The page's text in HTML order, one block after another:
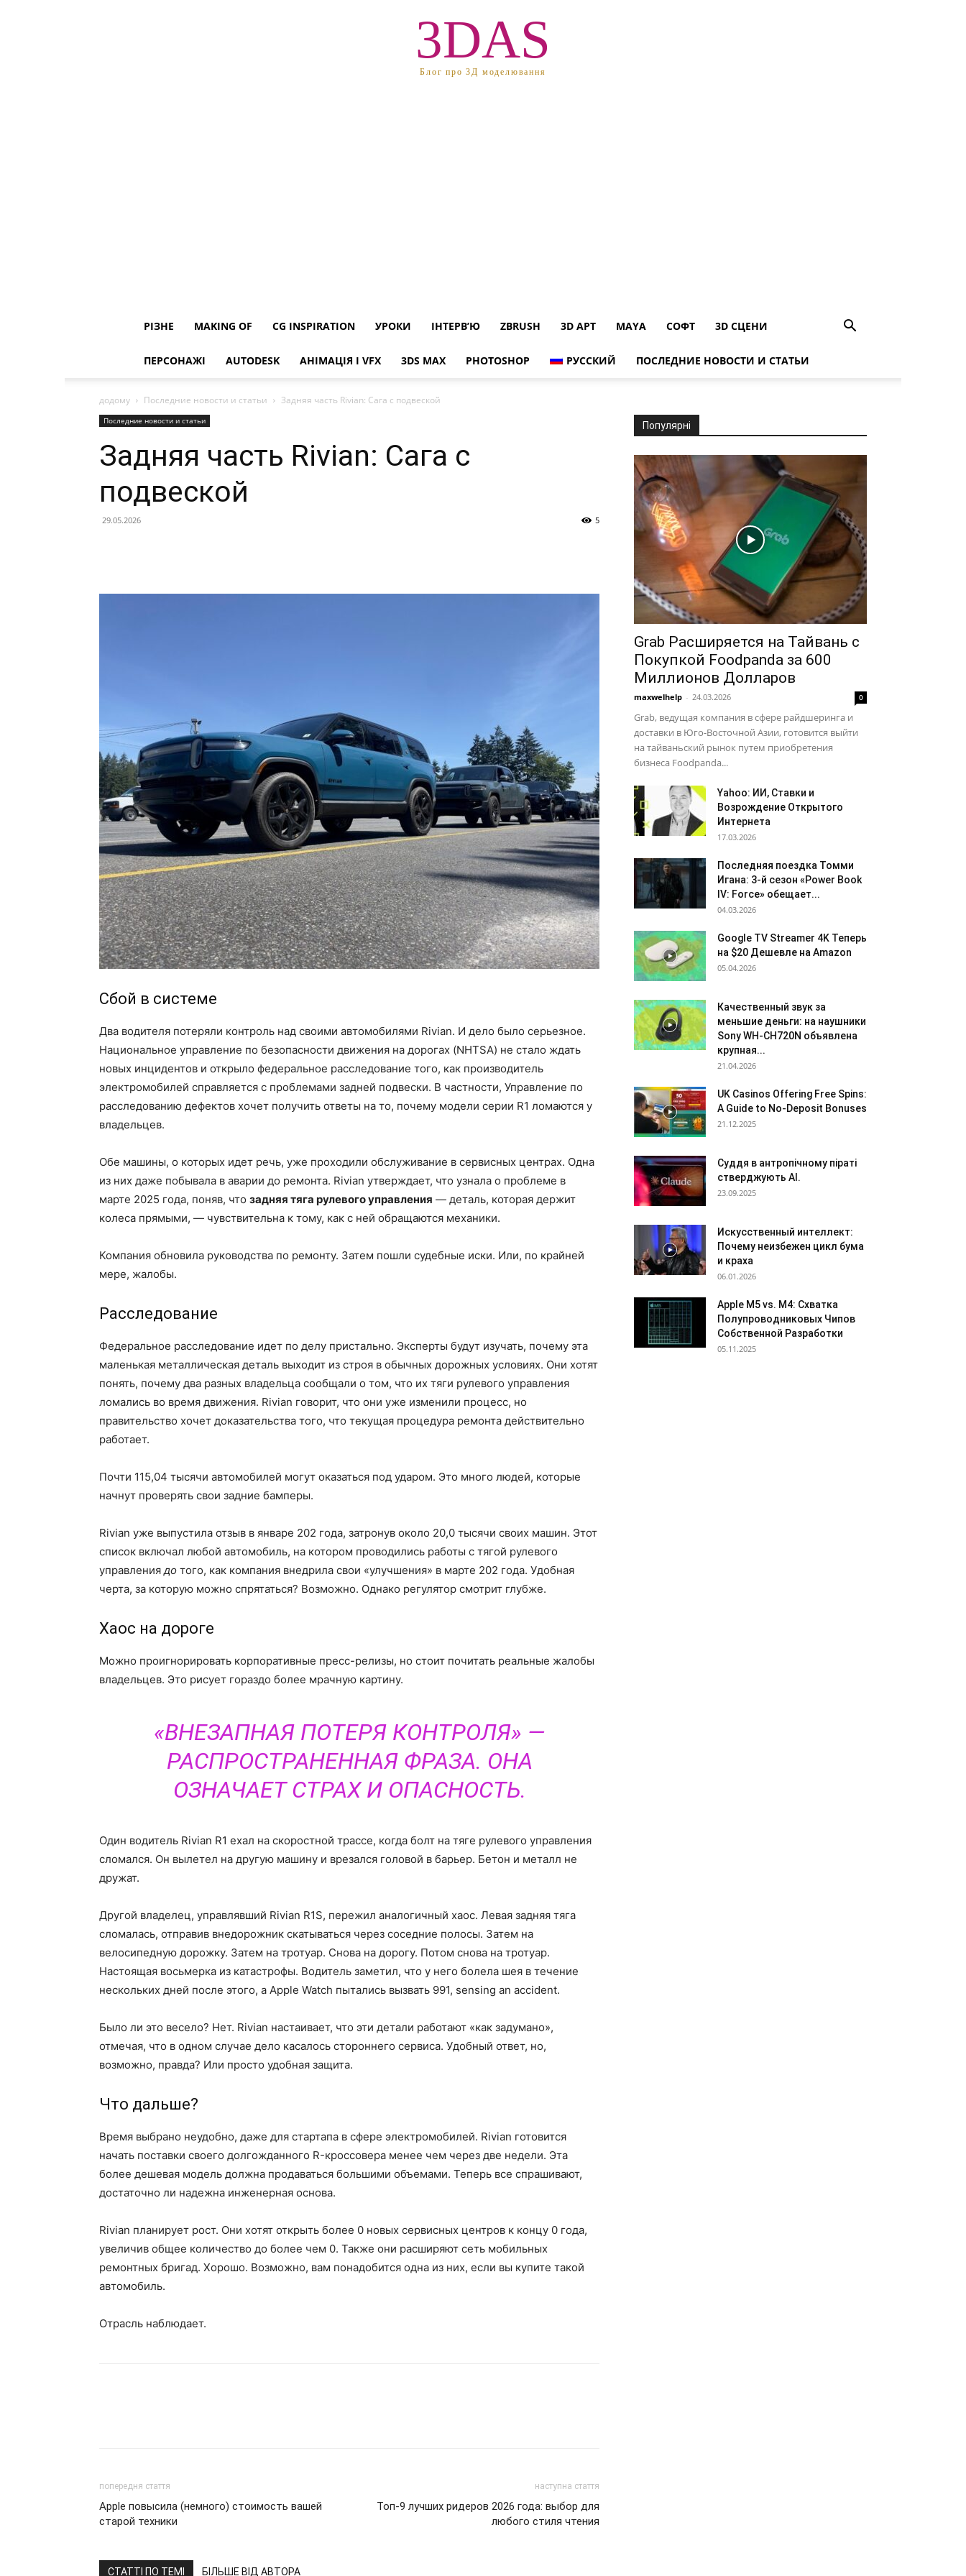
3DAS
Блог про 3Д моделювання
РІЗНЕ MAKING OF CG INSPIRATION УРОКИ ІНТЕРВ’Ю ZBRUSH 3D АРТ MAYA СОФТ 3D СЦЕНИ
ПЕРСОНАЖІ AUTODESK АНІМАЦІЯ І VFX 3DS MAX PHOTOSHOP РУССКИЙ ПОСЛЕДНИЕ НОВОСТИ И СТАТЬИ
додому Последние новости и статьи Задняя часть Rivian: Сага с подвеской
Последние новости и статьи
Задняя часть Rivian: Сага с
подвеской
29.05.2026 5
Сбой в системе
Два водителя потеряли контроль над своими автомобилями Rivian. И дело было серьезное.
Национальное управление по безопасности движения на дорогах (NHTSA) не стало ждать
новых инцидентов и открыло федеральное расследование того, как производитель
электромобилей справляется с проблемами задней подвески. В частности, Управление по
расследованию дефектов хочет получить ответы на то, почему модели серии R1 ломаются у
владельцев.
Обе машины, о которых идет речь, уже проходили обслуживание в сервисных центрах. Одна
из них даже побывала в аварии до ремонта. Rivian утверждает, что узнала о проблеме в
марте 2025 года, поняв, что задняя тяга рулевого управления — деталь, которая держит
колеса прямыми, — чувствительна к тому, как с ней обращаются механики.
Компания обновила руководства по ремонту. Затем пошли судебные иски. Или, по крайней
мере, жалобы.
Расследование
Федеральное расследование идет по делу пристально. Эксперты будут изучать, почему эта
маленькая металлическая деталь выходит из строя в обычных дорожных условиях. Они хотят
понять, почему два разных владельца сообщали о том, что их тяги рулевого управления
ломались во время движения. Rivian говорит, что они уже изменили процесс, но
правительство хочет доказательства того, что текущая процедура ремонта действительно
работает.
Почти 115,04 тысячи автомобилей могут оказаться под ударом. Это много людей, которые
начнут проверять свои задние бамперы.
Rivian уже выпустила отзыв в январе 202 года, затронув около 20,0 тысячи своих машин. Этот
список включал любой автомобиль, на котором проводились работы с тягой рулевого
управлениядо того, как компания внедрила свои «улучшения» в марте 202 года. Удобная
черта, за которую можно спрятаться? Возможно. Однако регулятор смотрит глубже.
Хаос на дороге
Можно проигнорировать корпоративные пресс-релизы, но стоит почитать реальные жалобы
владельцев. Это рисует гораздо более мрачную картину.
«ВНЕЗАПНАЯ ПОТЕРЯ КОНТРОЛЯ» —
РАСПРОСТРАНЕННАЯ ФРАЗА. ОНА
ОЗНАЧАЕТ СТРАХ И ОПАСНОСТЬ.
Один водитель Rivian R1 ехал на скоростной трассе, когда болт на тяге рулевого управления
сломался. Он вылетел на другую машину и врезался головой в барьер. Бетон и металл не
дружат.
Другой владелец, управлявший Rivian R1S, пережил аналогичный хаос. Левая задняя тяга
сломалась, отправив внедорожник скатываться через соседние полосы. Затем на
велосипедную дорожку. Затем на тротуар. Снова на дорогу. Потом снова на тротуар.
Настоящая восьмерка из катастрофы. Водитель заметил, что у него болела шея в течение
нескольких дней после этого, а Apple Watch пытались вызвать 991, sensing an accident.
Было ли это весело? Нет. Rivian настаивает, что эти детали работают «как задумано»,
отмечая, что в одном случае дело касалось стороннего сервиса. Удобный ответ, но,
возможно, правда? Или просто удобная защита.
Что дальше?
Время выбрано неудобно, даже для стартапа в сфере электромобилей. Rivian готовится
начать поставки своего долгожданного R-кроссовера менее чем через две недели. Эта
более дешевая модель должна продаваться большими объемами. Теперь все спрашивают,
достаточно ли надежна инженерная основа.
Rivian планирует рост. Они хотят открыть более 0 новых сервисных центров к концу 0 года,
увеличив общее количество до более чем 0. Также они расширяют сеть мобильных
ремонтных бригад. Хорошо. Возможно, вам понадобится одна из них, если вы купите такой
автомобиль.
Отрасль наблюдает.
попередня стаття
Apple повысила (немного) стоимость вашей
старой техники
наступна стаття
Топ-9 лучших ридеров 2026 года: выбор для
любого стиля чтения
СТАТТІ ПО ТЕМІ БІЛЬШЕ ВІД АВТОРА
Популярні
Grab Расширяется на Тайвань с
Покупкой Foodpanda за 600
Миллионов Долларов
maxwelhelp - 24.03.2026 0
Grab, ведущая компания в сфере райдшеринга и
доставки в Юго-Восточной Азии, готовится выйти
на тайваньский рынок путем приобретения
бизнеса Foodpanda...
Yahoo: ИИ, Ставки и
Возрождение Открытого
Интернета
17.03.2026
Последняя поездка Томми
Игана: 3-й сезон «Power Book
IV: Force» обещает...
04.03.2026
Google TV Streamer 4K Теперь
на $20 Дешевле на Amazon
05.04.2026
Качественный звук за
меньшие деньги: на наушники
Sony WH-CH720N объявлена
крупная...
21.04.2026
UK Casinos Offering Free Spins:
A Guide to No-Deposit Bonuses
21.12.2025
Суддя в антропічному піраті
стверджують AI.
23.09.2025
Искусственный интеллект:
Почему неизбежен цикл бума
и краха
06.01.2026
Apple M5 vs. M4: Схватка
Полупроводниковых Чипов
Собственной Разработки
05.11.2025